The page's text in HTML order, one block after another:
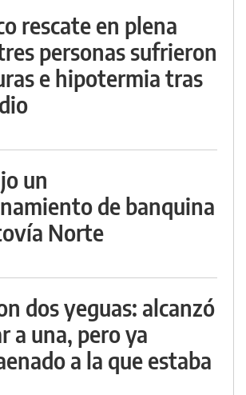
rescate en plena
personas sufrieron
e hipotermia tras
un
de banquina
Norte
dos yeguas: alcanzó
a una, pero ya
a la que estaba